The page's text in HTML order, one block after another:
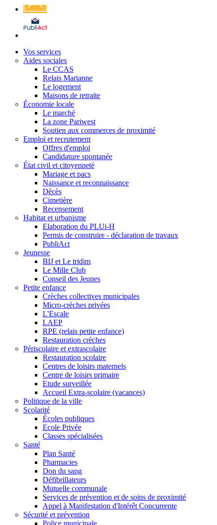
Affichage
légal
Vos services
Aides sociales
Le CCAS
Relais Marianne
Le logement
Maisons de retraite
Économie locale
Le marché
La zone Pariwest
Soutien aux commerces de proximité
Emploi et recrutement
Offres d'emploi
Candidature spontanée
État civil et citoyenneté
Mariage et pacs
Naissance et reconnaissance
Décès
Cimetière
Recensement
Habitat et urbanisme
Elaboration du PLUi-H
Permis de construire - déclaration de travaux
PubliAct
Jeunesse
BIJ et Le tridim
Le Mille Club
Conseil des Jeunes
Petite enfance
Crèches collectives municipales
Micro-crèches privées
L'Escale
LAEP
RPE (relais petite enfance)
Restauration crèches
Périscolaire et extrascolaire
Restauration scolaire
Centres de loisirs maternels
Centre de loisirs primaire
Etude surveillée
Accueil Extra-scolaire (vacances)
Politique de la ville
Scolarité
Écoles publiques
Ecole Privée
Classes spécialisées
Santé
Plan Santé
Pharmacies
Don du sang
Défibrillateurs
Mutuelle communale
Services de prévention et de soins de proximité
Appel à Manifestation d'Intérêt Concurrente
Sécurité et prévention